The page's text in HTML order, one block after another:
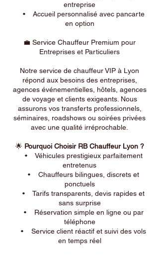
entreprise
• Accueil personnalisé avec pancarte
en option
💼 Service Chauffeur Premium pour
Entreprises et Particuliers
Notre service de chauffeur VIP à Lyon
répond aux besoins des entreprises,
agences événementielles, hôtels, agences
de voyage et clients exigeants. Nous
assurons vos transferts professionnels,
séminaires, roadshows ou soirées privées
avec une qualité irréprochable.
🌟 Pourquoi Choisir RB Chauffeur Lyon ?
• Véhicules prestigieux parfaitement
entretenus
• Chauffeurs bilingues, discrets et
ponctuels
• Tarifs transparents, devis rapides et
sans surprise
• Réservation simple en ligne ou par
téléphone
• Service client réactif et suivi des vols
en temps réel